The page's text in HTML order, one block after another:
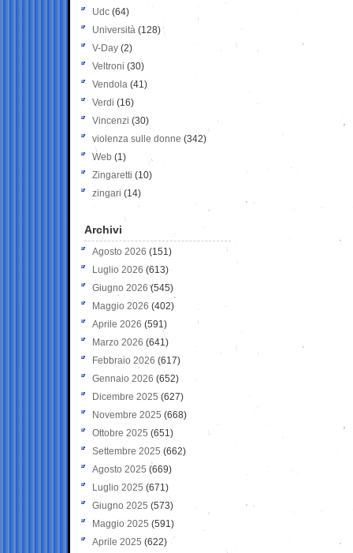
Udc (64)
Università (128)
V-Day (2)
Veltroni (30)
Vendola (41)
Verdi (16)
Vincenzi (30)
violenza sulle donne (342)
Web (1)
Zingaretti (10)
zingari (14)
Archivi
Agosto 2026 (151)
Luglio 2026 (613)
Giugno 2026 (545)
Maggio 2026 (402)
Aprile 2026 (591)
Marzo 2026 (641)
Febbraio 2026 (617)
Gennaio 2026 (652)
Dicembre 2025 (627)
Novembre 2025 (668)
Ottobre 2025 (651)
Settembre 2025 (662)
Agosto 2025 (669)
Luglio 2025 (671)
Giugno 2025 (573)
Maggio 2025 (591)
Aprile 2025 (622)